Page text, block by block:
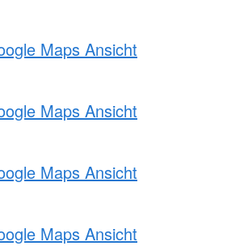
Maps Ansicht
Maps Ansicht
Maps Ansicht
Maps Ansicht